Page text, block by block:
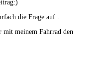
die Frage auf :
mit meinem Fahrrad den